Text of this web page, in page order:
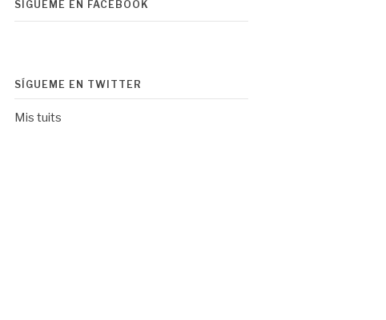
SÍGUEME EN FACEBOOK
SÍGUEME EN TWITTER
Mis tuits